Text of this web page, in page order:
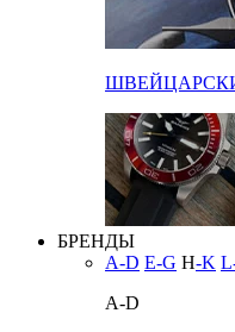
БРЕНДЫ
A-D E-G H-K
A-D